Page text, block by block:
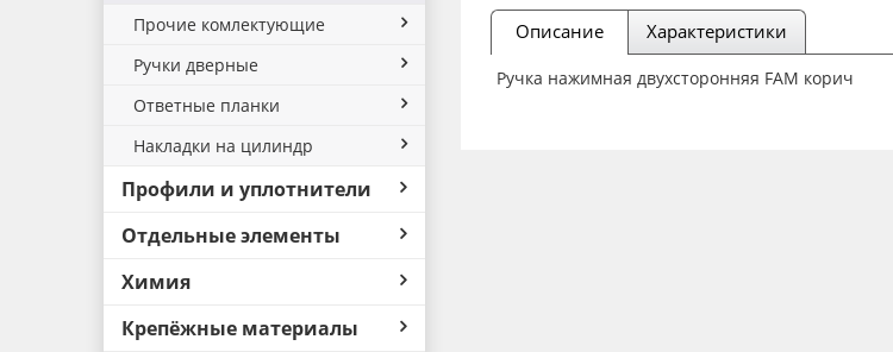
Прочие комлектующие
Ручки дверные
Ответные планки
Накладки на цилиндр
Профили и уплотнители
Отдельные элементы
Химия
Крепёжные материалы
Описание Характеристики
Ручка нажимная двухсторонняя FAM корич